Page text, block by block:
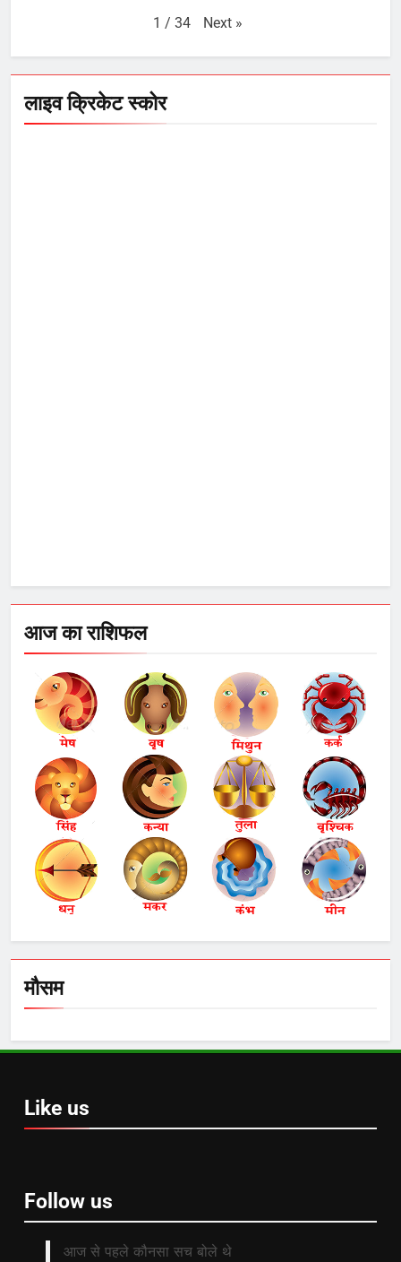
1 / 34 Next »
लाइव क्रिकेट स्कोर
आज का राशिफल
मौसम
Like us
Follow us
आज से पहले कौनसा सच बोले थे